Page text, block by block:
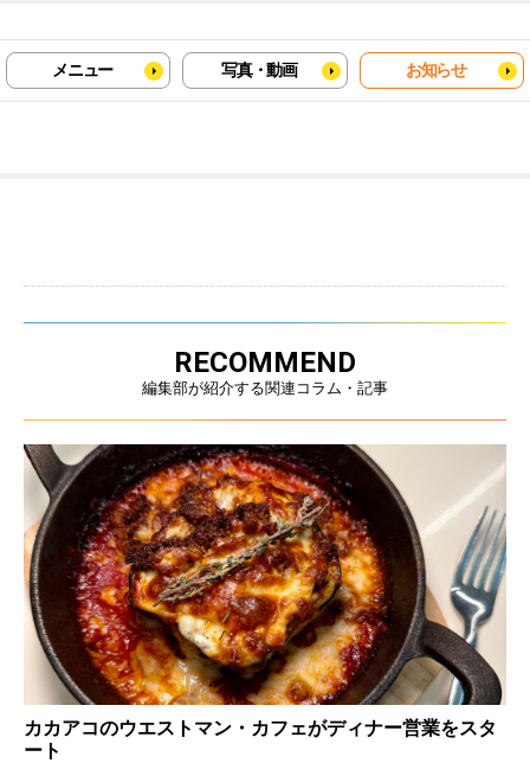
メニュー 写真・動画 お知らせ
RECOMMEND
編集部が紹介する関連コラム・記事
カカアコのウエストマン・カフェがディナー営業をスタ
ート